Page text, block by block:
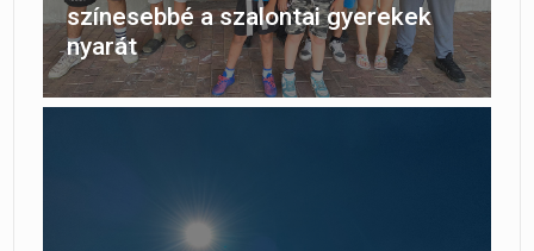
színesebbé a szalontai gyerekek
nyarát